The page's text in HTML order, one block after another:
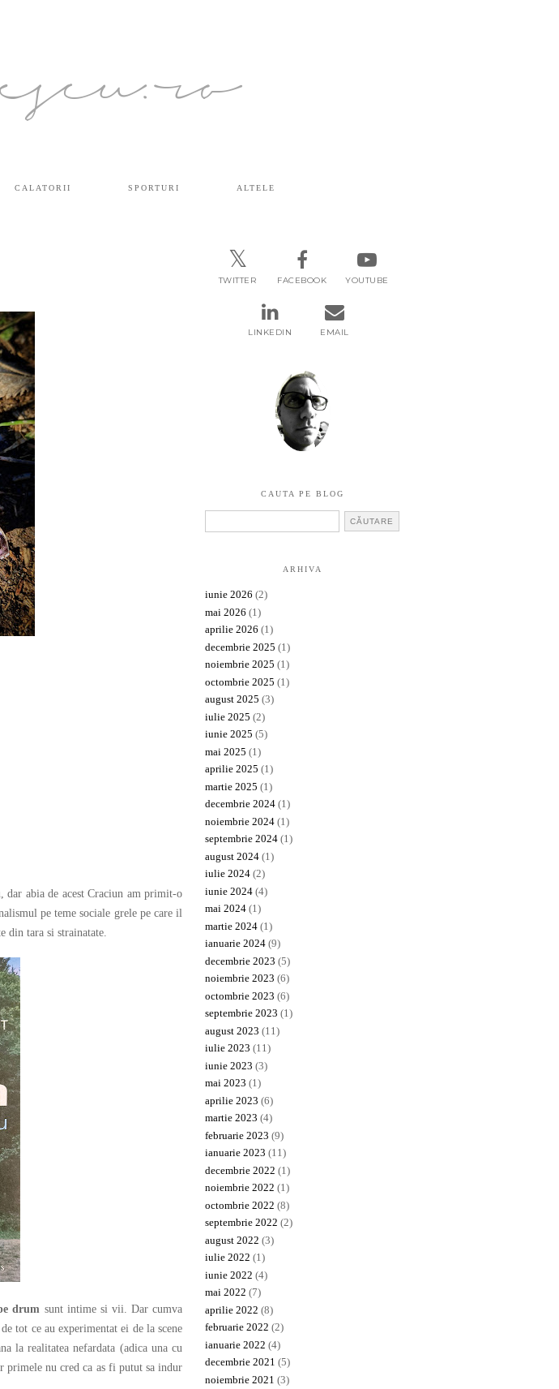
CALATORII SPORTURI ALTELE
abia de acest Craciun am primit-o
pe teme sociale grele pe care il
tara si strainatate.
drum sunt intime si vii. Dar cumva
tot ce au experimentat ei de la scene
la realitatea nefardata (adica una cu
nu cred ca as fi putut sa indur
TWITTER FACEBOOK YOUTUBE
LINKEDIN EMAIL
CAUTA PE BLOG
ARHIVA
iunie 2026 (2)
mai 2026 (1)
aprilie 2026 (1)
decembrie 2025 (1)
noiembrie 2025 (1)
octombrie 2025 (1)
august 2025 (3)
iulie 2025 (2)
iunie 2025 (5)
mai 2025 (1)
aprilie 2025 (1)
martie 2025 (1)
decembrie 2024 (1)
noiembrie 2024 (1)
septembrie 2024 (1)
august 2024 (1)
iulie 2024 (2)
iunie 2024 (4)
mai 2024 (1)
martie 2024 (1)
ianuarie 2024 (9)
decembrie 2023 (5)
noiembrie 2023 (6)
octombrie 2023 (6)
septembrie 2023 (1)
august 2023 (11)
iulie 2023 (11)
iunie 2023 (3)
mai 2023 (1)
aprilie 2023 (6)
martie 2023 (4)
februarie 2023 (9)
ianuarie 2023 (11)
decembrie 2022 (1)
noiembrie 2022 (1)
octombrie 2022 (8)
septembrie 2022 (2)
august 2022 (3)
iulie 2022 (1)
iunie 2022 (4)
mai 2022 (7)
aprilie 2022 (8)
februarie 2022 (2)
ianuarie 2022 (4)
decembrie 2021 (5)
noiembrie 2021 (3)